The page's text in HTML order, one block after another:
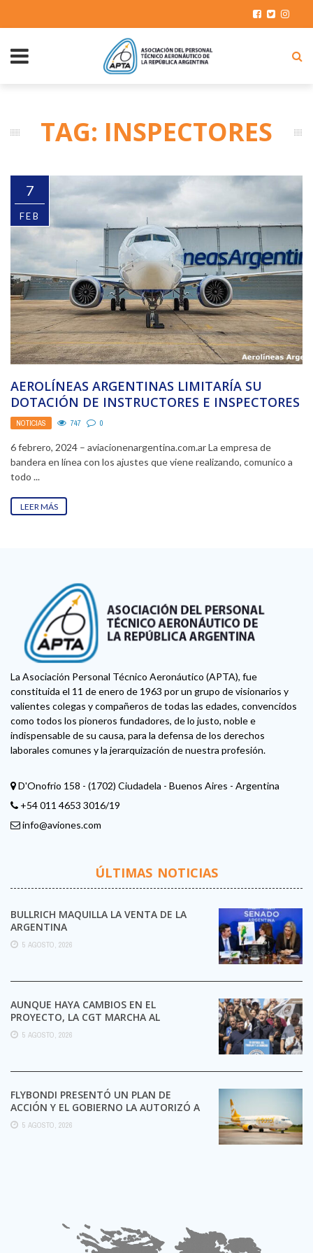
TAG: INSPECTORES
7
FEB
AEROLÍNEAS ARGENTINAS LIMITARÍA SU
DOTACIÓN DE INSTRUCTORES E INSPECTORES
DE VUELO. EN LÍNEA CON EL ...
NOTICIAS 747 0
6 febrero, 2024 – aviacionenargentina.com.ar La empresa de
bandera en línea con los ajustes que viene realizando, comunico a
todo ...
LEER MÁS
La Asociación Personal Técnico Aeronáutico (APTA), fue
constituida el 11 de enero de 1963 por un grupo de visionarios y
valientes colegas y compañeros de todas las edades, convencidos
como todos los pioneros fundadores, de lo justo, noble e
indispensable de su causa, para la defensa de los derechos
laborales comunes y la jerarquización de nuestra profesión.
D'Onofrio 158 - (1702) Ciudadela - Buenos Aires - Argentina
+54 011 4653 3016/19
info@aviones.com
ÚLTIMAS NOTICIAS
BULLRICH MAQUILLA LA VENTA DE LA
ARGENTINA
5 AGOSTO, 2026
AUNQUE HAYA CAMBIOS EN EL
PROYECTO, LA CGT MARCHA AL
CONGRESO CONTRA LA LEY DE ...
5 AGOSTO, 2026
FLYBONDI PRESENTÓ UN PLAN DE
ACCIÓN Y EL GOBIERNO LA AUTORIZÓ A
SEGUIR OPERANDO
5 AGOSTO, 2026